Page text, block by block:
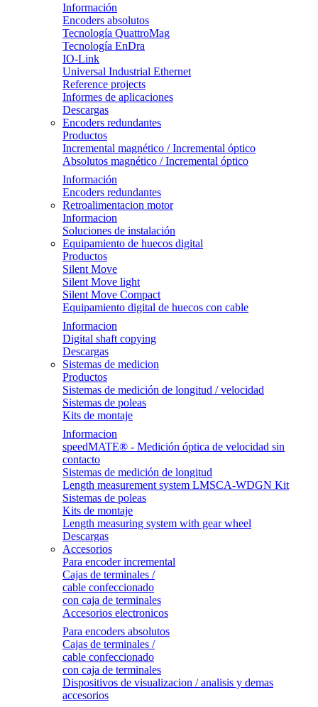
Información
Encoders absolutos
Tecnología QuattroMag
Tecnología EnDra
IO-Link
Universal Industrial Ethernet
Reference projects
Informes de aplicaciones
Descargas
Encoders redundantes
Productos
Incremental magnético / Incremental óptico
Absolutos magnético / Incremental óptico
Información
Encoders redundantes
Retroalimentacion motor
Informacion
Soluciones de instalación
Equipamiento de huecos digital
Productos
Silent Move
Silent Move light
Silent Move Compact
Equipamiento digital de huecos con cable
Informacion
Digital shaft copying
Descargas
Sistemas de medicion
Productos
Sistemas de medición de longitud / velocidad
Sistemas de poleas
Kits de montaje
Informacion
speedMATE® - Medición óptica de velocidad sin
contacto
Sistemas de medición de longitud
Length measurement system LMSCA-WDGN Kit
Sistemas de poleas
Kits de montaje
Length measuring system with gear wheel
Descargas
Accesorios
Para encoder incremental
Cajas de terminales /
cable confeccionado
con caja de terminales
Accesorios electronicos
Para encoders absolutos
Cajas de terminales /
cable confeccionado
con caja de terminales
Dispositivos de visualizacion / analisis y demas
accesorios